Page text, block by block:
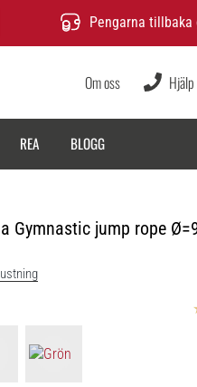
Pengarna tillbaka
Om oss Hjälp
REA BLOGG
Gymnastic jump rope